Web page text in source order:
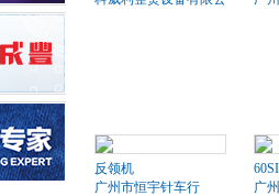
反领机
广州市恒宇针车行
广